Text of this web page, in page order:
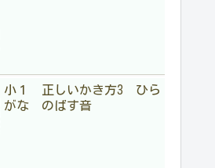
小１ 正しいかき方3 ひら
がな のばす音